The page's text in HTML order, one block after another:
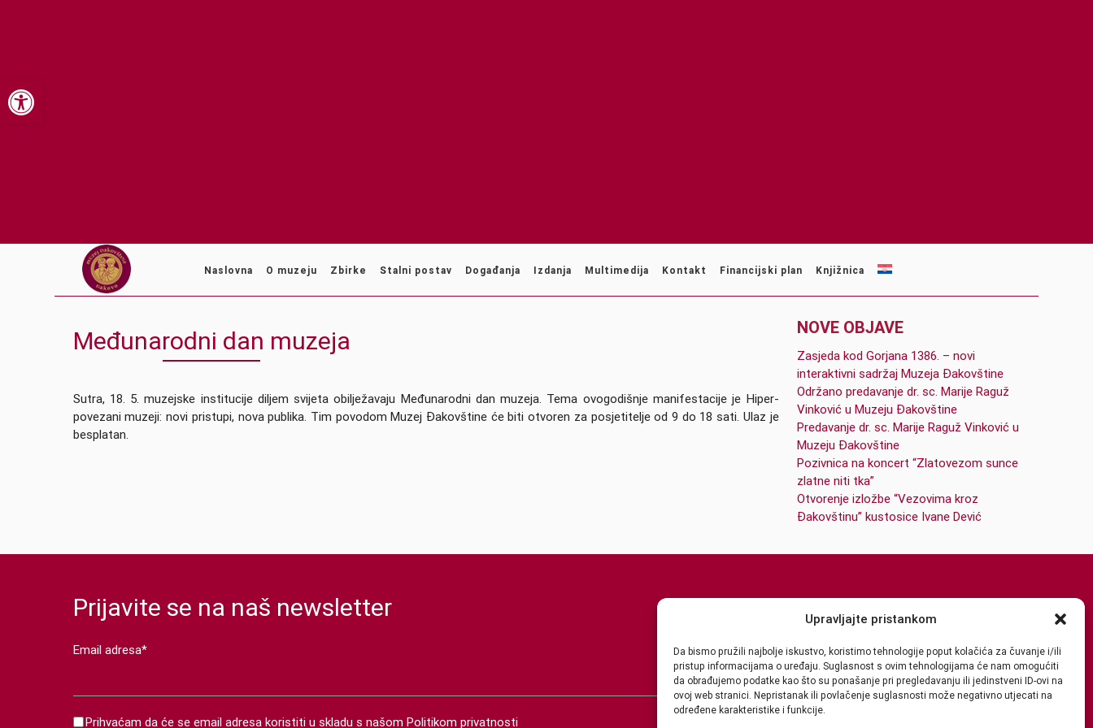
Open toolbar
Upravljajte pristankom
Da bismo pružili najbolje iskustvo, koristimo tehnologije poput kolačića za čuvanje i/ili
pristup informacijama o uređaju. Suglasnost s ovim tehnologijama će nam omogućiti
da obrađujemo podatke kao što su ponašanje pri pregledavanju ili jedinstveni ID-ovi na
ovoj web stranici. Nepristanak ili povlačenje suglasnosti može negativno utjecati na
određene karakteristike i funkcije.
Naslovna O muzeju Zbirke Stalni postav Događanja Izdanja Multimedija Kontakt Financijski plan Knjižnica
Međunarodni dan muzeja
Sutra, 18. 5. muzejske institucije diljem svijeta obilježavaju Međunarodni dan muzeja. Tema ovogodišnje manifestacije je Hiper-
povezani muzeji: novi pristupi, nova publika. Tim povodom Muzej Đakovštine će biti otvoren za posjetitelje od 9 do 18 sati. Ulaz je
besplatan.
NOVE OBJAVE
Zasjeda kod Gorjana 1386. – novi
interaktivni sadržaj Muzeja Đakovštine
Održano predavanje dr. sc. Marije Raguž
Vinković u Muzeju Đakovštine
Predavanje dr. sc. Marije Raguž Vinković u
Muzeju Đakovštine
Pozivnica na koncert “Zlatovezom sunce
zlatne niti tka”
Otvorenje izložbe “Vezovima kroz
Đakovštinu” kustosice Ivane Dević
Prijavite se na naš newsletter
Email adresa*
Prihvaćam da će se email adresa koristiti u skladu s našom Politikom privatnosti